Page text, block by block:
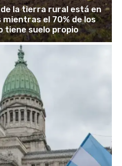
de la tierra rural está en
el 70% de los
tiene suelo propio